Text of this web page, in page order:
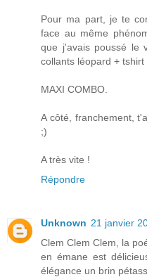
Pour ma part, je te
face au même
que j'avais poussé le
collants léopard + tshirt
MAXI COMBO.
A côté, franchement,
;)
A très vite !
Répondre
Unknown 21 janvier
Clem Clem Clem, la
en émane est
élégance un brin